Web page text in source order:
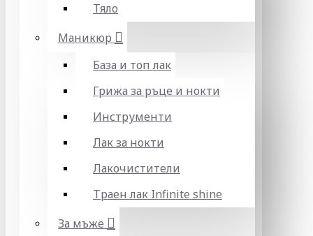
Тяло
Маникюр
База и топ лак
Грижа за ръце и нокти
Инструменти
Лак за нокти
Лакочистители
Траен лак Infinite shine
За мъже